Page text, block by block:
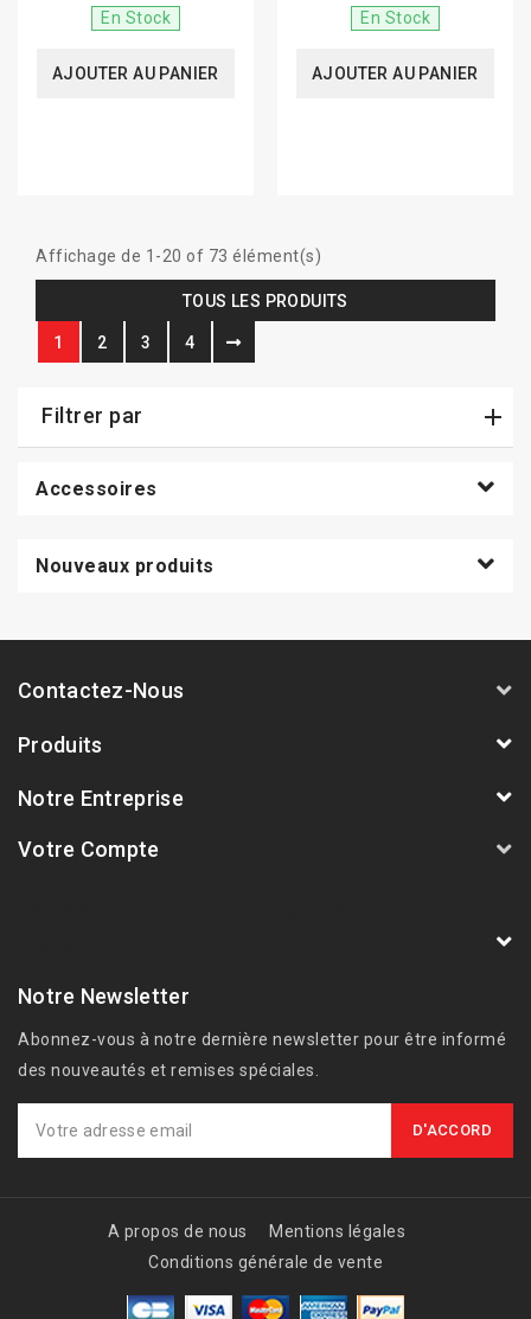
En Stock
AJOUTER AU PANIER
En Stock
AJOUTER AU PANIER
Affichage de 1-20 of 73 élément(s)
TOUS LES PRODUITS
1 2 3 4
Filtrer par
Accessoires
Nouveaux produits
Contactez-Nous
Produits
Notre Entreprise
Votre Compte
Notre Newsletter
Abonnez-vous à notre dernière newsletter pour être informé
des nouveautés et remises spéciales.
A propos de nous
Mentions légales
Conditions générale de vente